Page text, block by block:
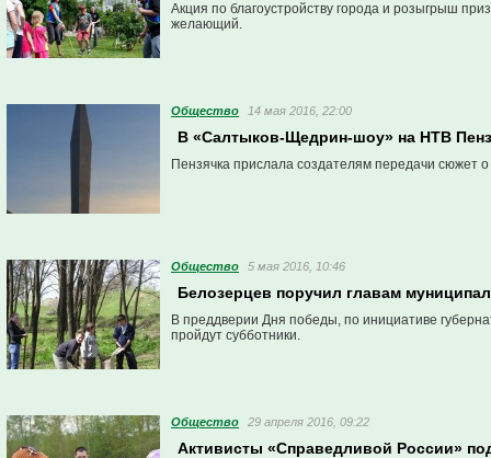
Акция по благоустройству города и розыгрыш
желающий.
Общество 14 мая 2016, 22:00
В «Салтыков-Щедрин-шоу» на НТВ
Пензячка прислала создателям передачи сюжет
Общество 5 мая 2016, 10:46
Белозерцев поручил главам
В преддверии Дня победы, по инициативе
пройдут субботники.
Общество 29 апреля 2016, 09:22
Активисты «Справедливой России»